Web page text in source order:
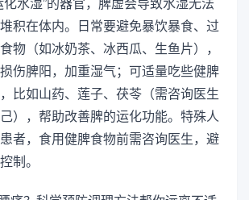
化水湿”的器官，脾虚会导致水湿无法
积在体内。日常要避免暴饮暴食、过
物（如冰奶茶、冰西瓜、生鱼片），
伤脾阳，加重湿气；可适量吃些健脾
比如山药、莲子、茯苓（需咨询医生
），帮助改善脾的运化功能。特殊人
者，食用健脾食物前需咨询医生，避
制。